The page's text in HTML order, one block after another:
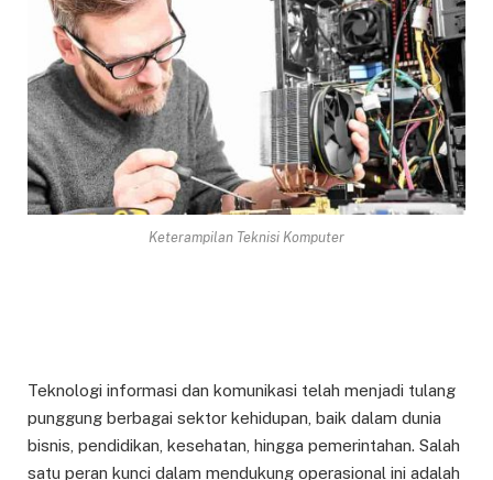
Keterampilan Teknisi Komputer
Teknologi informasi dan komunikasi telah menjadi tulang
punggung berbagai sektor kehidupan, baik dalam dunia
bisnis, pendidikan, kesehatan, hingga pemerintahan. Salah
satu peran kunci dalam mendukung operasional ini adalah